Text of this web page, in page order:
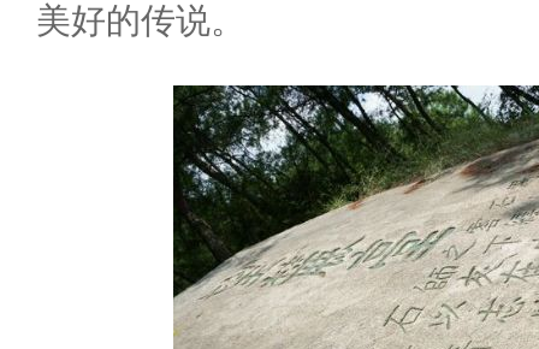
美好的传说。